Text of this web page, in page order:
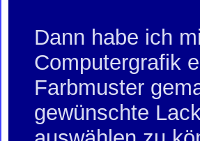
Dann habe ich
Computergrafik
Farbmuster
gewünschte